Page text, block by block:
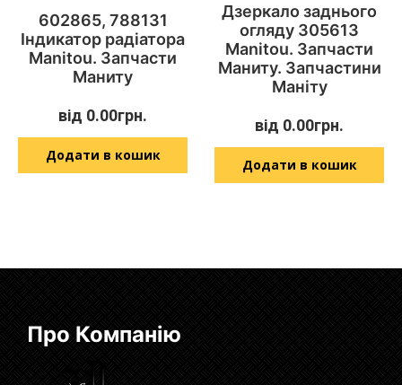
602865, 788131
Індикатор радіатора
Manitou. Запчасти
Маниту
від 0.00грн.
Додати в кошик
Дзеркало заднього
огляду 305613
Manitou. Запчасти
Маниту. Запчастини
Маніту
від 0.00грн.
Додати в кошик
Про Компанію